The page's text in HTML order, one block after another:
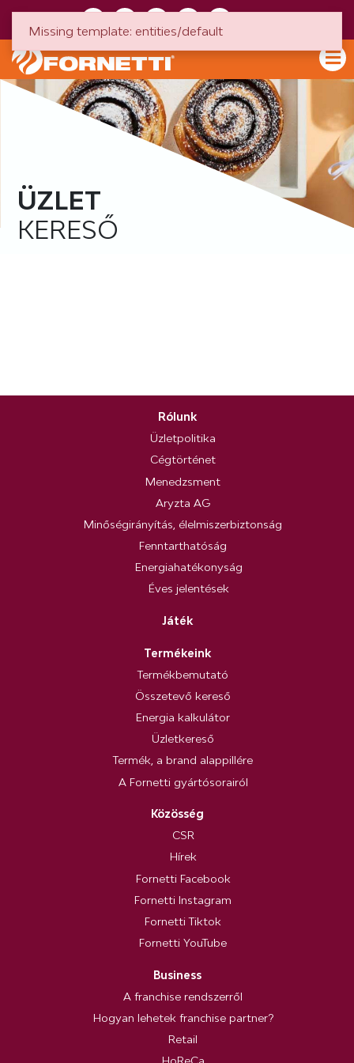
ÜZLET
KERESŐ
Rólunk
Üzletpolitika
Cégtörténet
Menedzsment
Aryzta AG
Minőségirányítás, élelmiszerbiztonság
Fenntarthatóság
Energiahatékonyság
Éves jelentések
Játék
Termékeink
Termékbemutató
Összetevő kereső
Energia kalkulátor
Üzletkereső
Termék, a brand alappillére
A Fornetti gyártósorairól
Közösség
CSR
Hírek
Fornetti Facebook
Fornetti Instagram
Fornetti Tiktok
Fornetti YouTube
Business
A franchise rendszerről
Hogyan lehetek franchise partner?
Retail
Missing template: entities/default